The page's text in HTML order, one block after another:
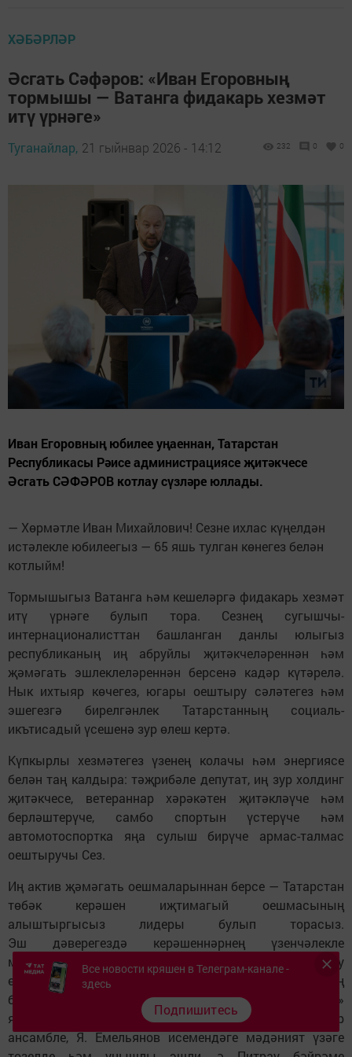
ХӘБӘРЛӘР
Әсгать Сәфәров: «Иван Егоровның
тормышы — Ватанга фидакарь хезмәт
итү үрнәге»
Туганайлар, 21 гыйнвар 2026 - 14:12 232 0 0
Иван Егоровның юбилее уңаеннан, Татарстан
Республикасы Рәисе администрациясе җитәкчесе
Әсгать СӘФӘРОВ котлау сүзләре юллады.
— Хөрмәтле Иван Михайлович! Сезне ихлас күңелдән
истәлекле юбилеегыз — 65 яшь тулган көнегез белән
котлыйм!
Тормышыгыз Ватанга һәм кешеләргә фидакарь хезмәт
итү үрнәге булып тора. Сезнең сугышчы-
интернационалисттан башланган данлы юлыгыз
республиканың иң абруйлы җитәкчеләреннән һәм
җәмәгать эшлеклеләреннән берсенә кадәр күтәрелә.
Нык ихтыяр көчегез, югары оештыру сәләтегез һәм
эшегезгә бирелгәнлек Татарстанның социаль-
икътисадый үсешенә зур өлеш кертә.
Күпкырлы хезмәтегез үзенең колачы һәм энергиясе
белән таң калдыра: тәҗрибәле депутат, иң зур холдинг
җитәкчесе, ветераннар хәрәкәтен җитәкләүче һәм
берләштерүче, самбо спортын үстерүче һәм
автомотоспортка яңа сулыш бирүче армас-талмас
оештыручы Сез.
Иң актив җәмәгать оешмаларыннан берсе — Татарстан
төбәк керәшен иҗтимагый оешмасының
алыштыргысыз лидеры булып торасыз.
Эш дәверегездә керәшеннәрнең үзенчәлекле
мәдәниятен торгызу, саклау һәм популярлаштыру
өлкәсендә гаять зур эшләр башкарылды. Сезнең
башлангыч һәм ярдәмегез нәтиҗәсендә, «Бәрәкәт»
яшьләр бүлеге, «Бәрмәнчек» дәүләт фольклор
ансамбле, Я. Емельянов исемендәге мәдәният үзәге
Все новости кряшен в Телеграм-канале -
здесь
Подпишитесь